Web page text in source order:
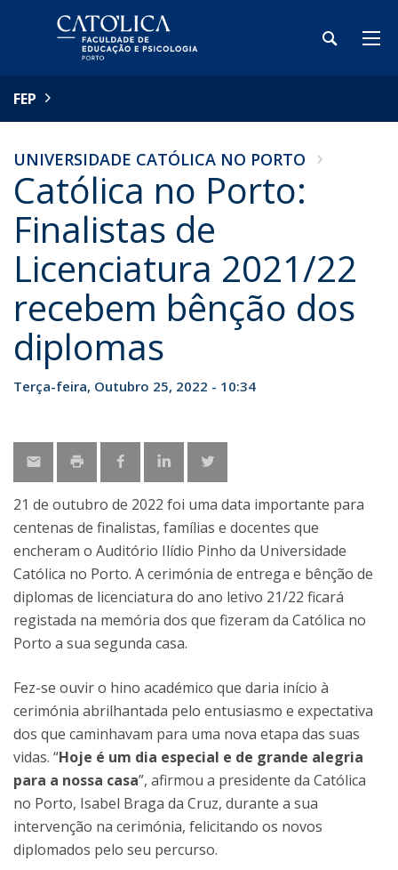
FEP
UNIVERSIDADE CATÓLICA NO PORTO
Católica no Porto:
Finalistas de
Licenciatura 2021/22
recebem bênção dos
diplomas
Terça-feira, Outubro 25, 2022 - 10:34
21 de outubro de 2022 foi uma data importante para
centenas de finalistas, famílias e docentes que
encheram o Auditório Ilídio Pinho da Universidade
Católica no Porto. A cerimónia de entrega e bênção de
diplomas de licenciatura do ano letivo 21/22 ficará
registada na memória dos que fizeram da Católica no
Porto a sua segunda casa.
Fez-se ouvir o hino académico que daria início à
cerimónia abrilhantada pelo entusiasmo e expectativa
dos que caminhavam para uma nova etapa das suas
vidas. “Hoje é um dia especial e de grande alegria
para a nossa casa”, afirmou a presidente da Católica
no Porto, Isabel Braga da Cruz, durante a sua
intervenção na cerimónia, felicitando os novos
diplomados pelo seu percurso.